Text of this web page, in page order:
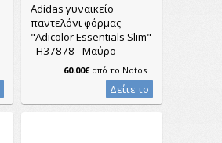
Adidas γυναικείο
παντελόνι φόρμας
"Adicolor Essentials Slim"
- H37878 - Μαύρο
60.00€από το Notos
Δείτε το